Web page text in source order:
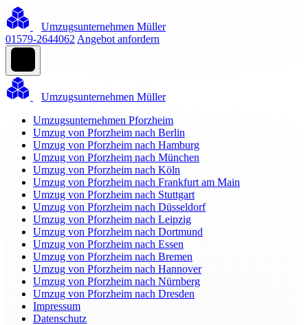
Umzugsunternehmen Müller
01579-2644062 Angebot anfordern
Umzugsunternehmen Müller
Umzugsunternehmen Pforzheim
Umzug von Pforzheim nach Berlin
Umzug von Pforzheim nach Hamburg
Umzug von Pforzheim nach München
Umzug von Pforzheim nach Köln
Umzug von Pforzheim nach Frankfurt am Main
Umzug von Pforzheim nach Stuttgart
Umzug von Pforzheim nach Düsseldorf
Umzug von Pforzheim nach Leipzig
Umzug von Pforzheim nach Dortmund
Umzug von Pforzheim nach Essen
Umzug von Pforzheim nach Bremen
Umzug von Pforzheim nach Hannover
Umzug von Pforzheim nach Nürnberg
Umzug von Pforzheim nach Dresden
Impressum
Datenschutz